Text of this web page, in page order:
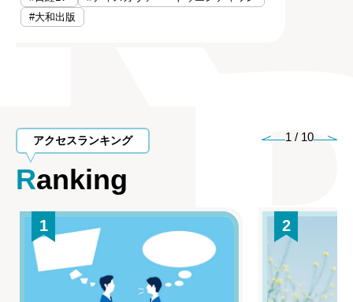
#大和出版
アクセスランキング
Ranking
1 / 10
1 2